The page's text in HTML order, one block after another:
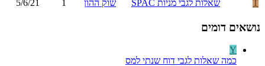
T שאלות לגבי מניות SPAC שוק ההון 1
5/6/21
נושאים דומים
Y
כמה שאלות לגבי דוח שנתי למס